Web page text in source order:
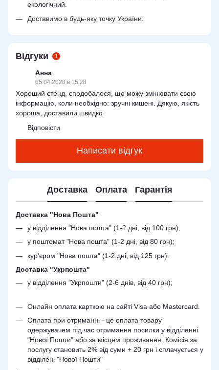
екологічний.
Доставимо в будь-яку точку України.
Відгуки 1
Анна
05.04.2020 в 15:28
Хороший стенд, сподобалося, що можу змінювати свою
інформацію, коли необхідно: зручні кишені. Дякую, якість
хороша, доставили швидко
Відповісти
Написати відгук
Доставка Оплата Гарантія
Доставка "Нова Пошта"
у відділення "Нова пошта" (1-2 дні, від 100 грн);
у поштомат "Нова пошта" (1-2 дні, від 80 грн);
кур'єром "Нова пошта" (1-2 дні, від 125 грн).
Доставка "Укрпошта"
у відділення "Укрпошти" (2-6 днів, від 40 грн);
Онлайн оплата карткою на сайті Visa або Mastercard.
Оплата при отриманні - це оплата товару
одержувачем під час отримання посилки у відділенні
"Нової Пошти" або за місцем проживання. Комісія за
послугу становить 2% від суми + 20 грн і сплачується у
відділені "Нової Пошти"